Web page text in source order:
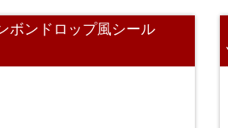
ボンドロップ風シール